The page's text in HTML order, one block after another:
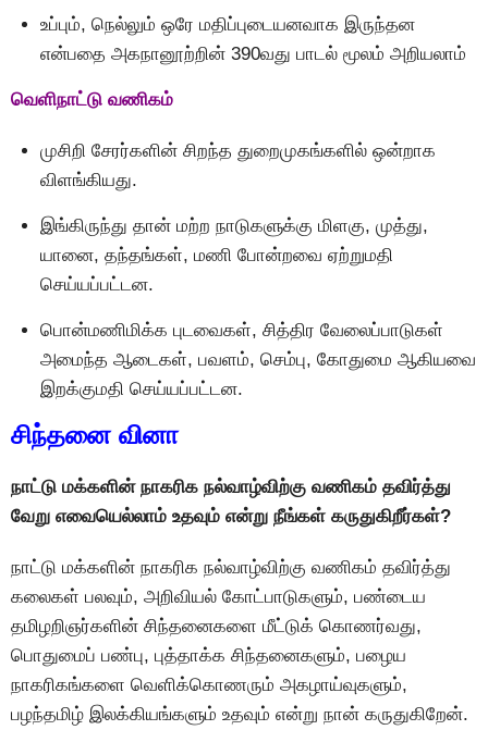
உப்பும், நெல்லும் ஒரே மதிப்புடையனவாக இருந்தன
என்பதை அகநானூற்றின் 390வது பாடல் மூலம் அறியலாம்
வெளிநாட்டு வணிகம்
முசிறி சேரர்களின் சிறந்த துறைமுகங்களில் ஒன்றாக
விளங்கியது.
இங்கிருந்து தான் மற்ற நாடுகளுக்கு மிளகு, முத்து,
யானை, தந்தங்கள், மணி போன்றவை ஏற்றுமதி
செய்யப்பட்டன.
பொன்மணிமிக்க புடவைகள், சித்திர வேலைப்பாடுகள்
அமைந்த ஆடைகள், பவளம், செம்பு, கோதுமை ஆகியவை
இறக்குமதி செய்யப்பட்டன.
சிந்தனை வினா
நாட்டு மக்களின் நாகரிக நல்வாழ்விற்கு வணிகம் தவிர்த்து
வேறு எவையெல்லாம் உதவும் என்று நீங்கள் கருதுகிறீர்கள்?
நாட்டு மக்களின் நாகரிக நல்வாழ்விற்கு வணிகம் தவிர்த்து
கலைகள் பலவும், அறிவியல் கோட்பாடுகளும், பண்டைய
தமிழறிஞர்களின் சிந்தனைகளை மீட்டுக் கொணர்வது,
பொதுமைப் பண்பு, புத்தாக்க சிந்தனைகளும், பழைய
நாகரிகங்களை வெளிக்கொணரும் அகழாய்வுகளும்,
பழந்தமிழ் இலக்கியங்களும் உதவும் என்று நான் கருதுகிறேன்.